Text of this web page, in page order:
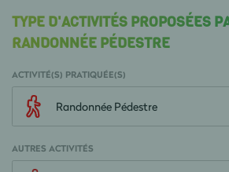
TYPE D'ACTIVITÉS PROPOSÉES
RANDONNÉE PÉDESTRE
ACTIVITÉ(S) PRATIQUÉE(S)
Randonnée Pédestre
AUTRES ACTIVITÉS